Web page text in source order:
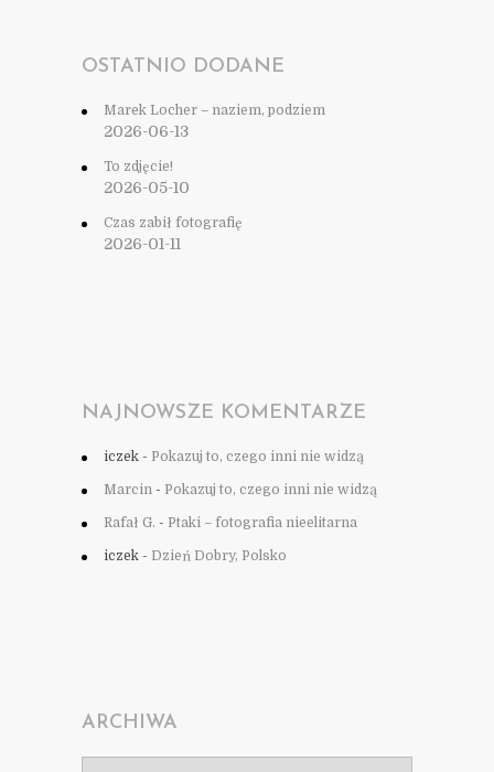
OSTATNIO DODANE
Marek Locher – naziem, podziem
2026-06-13
To zdjęcie!
2026-05-10
Czas zabił fotografię
2026-01-11
NAJNOWSZE KOMENTARZE
iczek - Pokazuj to, czego inni nie widzą
Marcin - Pokazuj to, czego inni nie widzą
Rafał G. - Ptaki – fotografia nieelitarna
iczek - Dzień Dobry, Polsko
ARCHIWA